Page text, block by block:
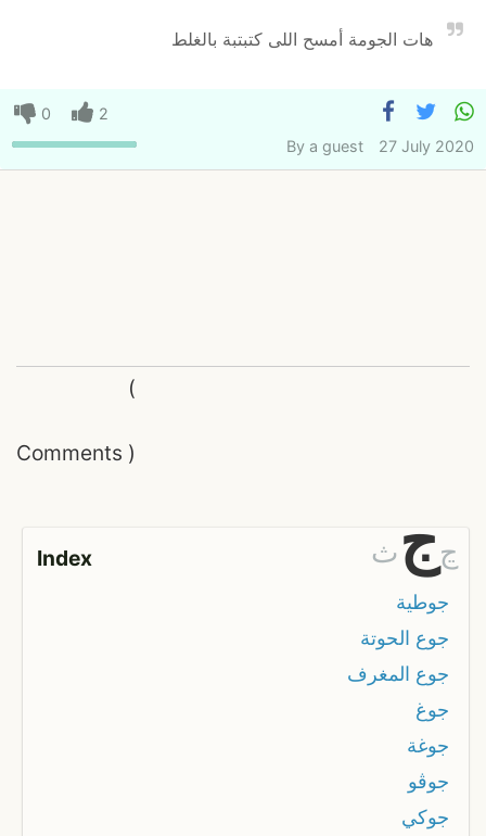
هات الجومة أمسح اللى كتبتبة بالغلط
0
2
By a guest 27 July 2020
Comments
(
)
Index ث جڃ
جوطية
جوع الحوتة
جوع المغرف
جوغ
جوغة
جوڤو
جوكي